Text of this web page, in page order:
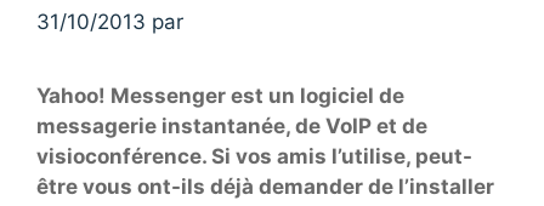
31/10/2013 par
Yahoo! Messenger est un logiciel de
messagerie instantanée, de VoIP et de
visioconférence. Si vos amis l’utilise, peut-
être vous ont-ils déjà demander de l’installer